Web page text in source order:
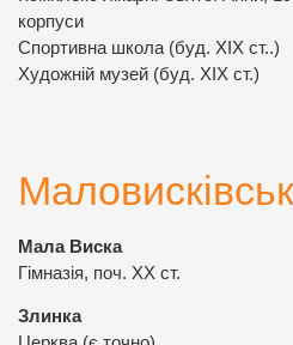
корпуси
Спортивна школа (буд. ХІХ ст..)
Художній музей (буд. ХІХ ст.)
Мала Виска
Гімназія, поч. ХХ ст.
Злинка